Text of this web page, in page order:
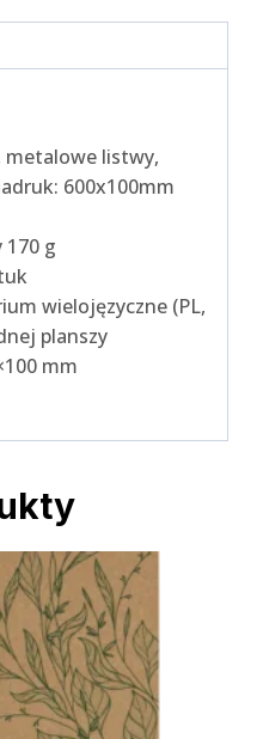
metalowe listwy,
600x100mm
170 g
wielojęzyczne (PL,
planszy
mm